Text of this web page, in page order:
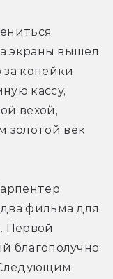
экраны вышел
копейки
кассу,
вехой,
век
фильма для
Первой
благополучно
Следующим